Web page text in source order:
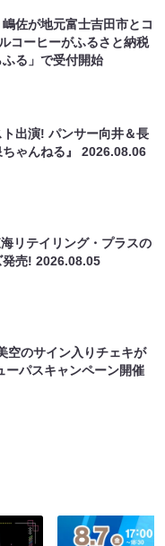
佐が地元富士吉田市とコ
コーヒーがふるさと納税
る」で受付開始
出演! パンサー向井＆長
ちゃんねる』2026.08.06
リテイリング・プラスの
発売!2026.08.05
空のサイン入りチェキが
ーパスキャンペーン開催